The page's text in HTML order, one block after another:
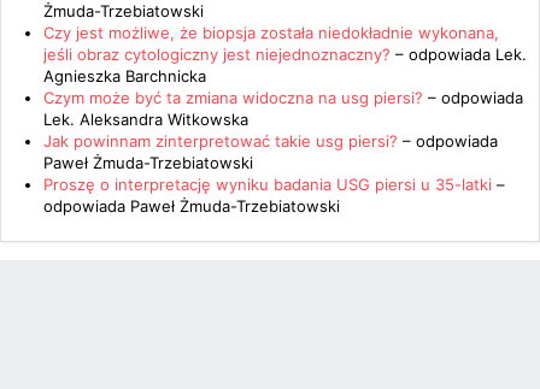
Żmuda-Trzebiatowski
Czy jest możliwe, że biopsja została niedokładnie wykonana,
jeśli obraz cytologiczny jest niejednoznaczny? – odpowiada Lek.
Agnieszka Barchnicka
Czym może być ta zmiana widoczna na usg piersi? – odpowiada
Lek. Aleksandra Witkowska
Jak powinnam zinterpretować takie usg piersi? – odpowiada
Paweł Żmuda-Trzebiatowski
Proszę o interpretację wyniku badania USG piersi u 35-latki –
odpowiada Paweł Żmuda-Trzebiatowski